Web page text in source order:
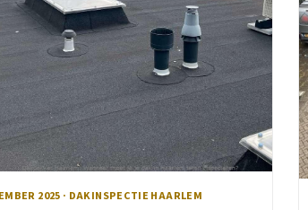
2025 · DAKINSPECTIE HAARLEM